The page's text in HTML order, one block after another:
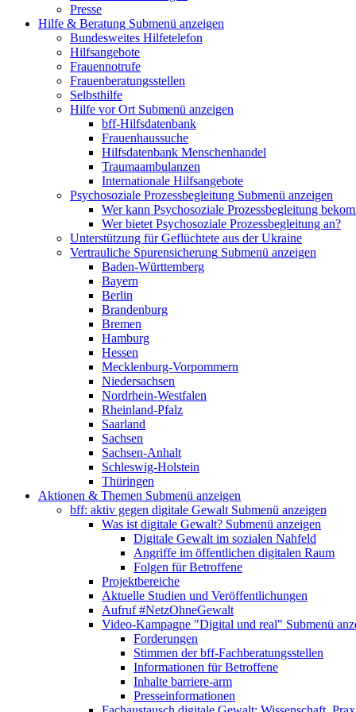
Presse
Hilfe & Beratung Submenü anzeigen
Bundesweites Hilfetelefon
Hilfsangebote
Frauennotrufe
Frauenberatungsstellen
Selbsthilfe
Hilfe vor Ort Submenü anzeigen
bff-Hilfsdatenbank
Frauenhaussuche
Hilfsdatenbank Menschenhandel
Traumaambulanzen
Internationale Hilfsangebote
Psychosoziale Prozessbegleitung Submenü anzeigen
Wer kann Psychosoziale Prozessbegleitung
Wer bietet Psychosoziale Prozessbegleitung an?
Unterstützung für Geflüchtete aus der Ukraine
Vertrauliche Spurensicherung Submenü anzeigen
Baden-Württemberg
Bayern
Berlin
Brandenburg
Bremen
Hamburg
Hessen
Mecklenburg-Vorpommern
Niedersachsen
Nordrhein-Westfalen
Rheinland-Pfalz
Saarland
Sachsen
Sachsen-Anhalt
Schleswig-Holstein
Thüringen
Aktionen & Themen Submenü anzeigen
bff: aktiv gegen digitale Gewalt Submenü anzeigen
Was ist digitale Gewalt? Submenü anzeigen
Digitale Gewalt im sozialen Nahfeld
Angriffe im öffentlichen digitalen Raum
Folgen für Betroffene
Projektbereiche
Aktuelle Studien und Veröffentlichungen
Aufruf #NetzOhneGewalt
Video-Kampagne "Digital und real" Submenü
Forderungen
Stimmen der bff-Fachberatungsstellen
Informationen für Betroffene
Inhalte barriere-arm
Presseinformationen